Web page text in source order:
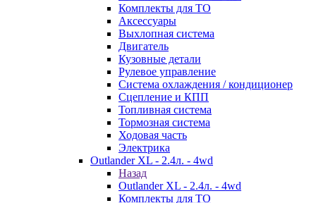
Комплекты для ТО
Аксессуары
Выхлопная система
Двигатель
Кузовные детали
Рулевое управление
Система охлаждения / кондиционер
Сцепление и КПП
Топливная система
Тормозная система
Ходовая часть
Электрика
Outlander XL - 2.4л. - 4wd
Назад
Outlander XL - 2.4л. - 4wd
Комплекты для ТО